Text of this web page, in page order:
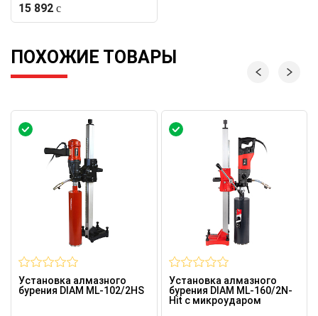
15 892
ПОХОЖИЕ ТОВАРЫ
Установка алмазного
бурения DIAM ML-102/2HS
Установка алмазного
бурения DIAM ML-160/2N-
Hit с микроударом